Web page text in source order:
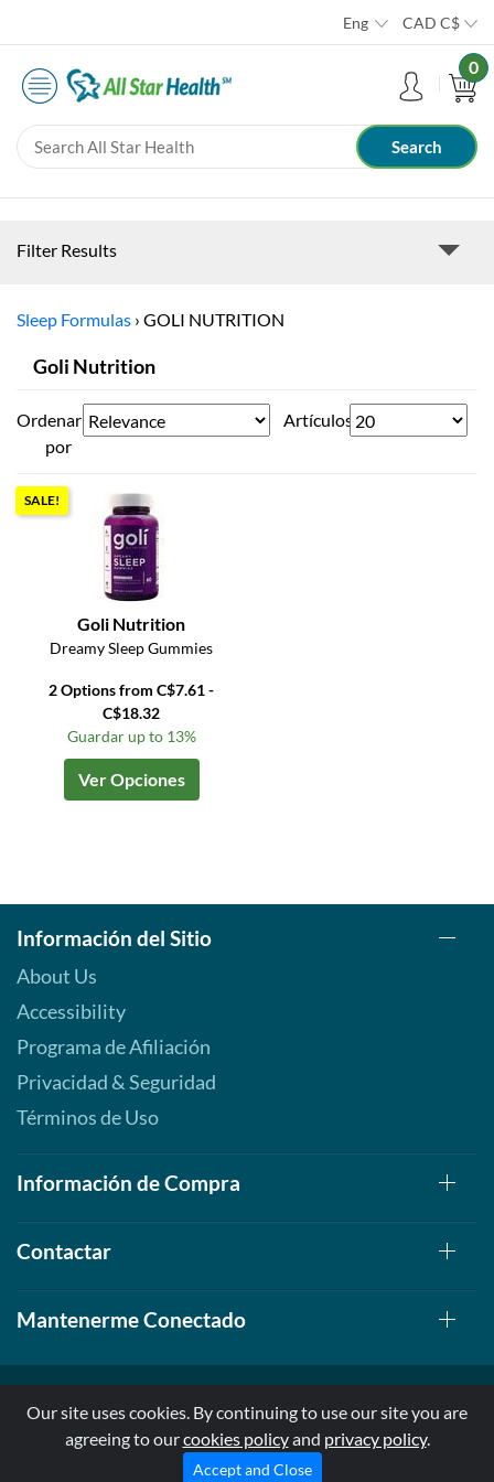
Eng CAD C$
0
Filter Results
Sleep Formulas › GOLI NUTRITION
Goli Nutrition
Ordenar
por
Artículos
SALE!
Goli Nutrition
Dreamy Sleep Gummies
2 Options from C$7.61 -
C$18.32
Guardar up to 13%
Ver Opciones
Información del Sitio
About Us
Accessibility
Programa de Afiliación
Privacidad & Seguridad
Términos de Uso
Información de Compra
Contactar
Mantenerme Conectado
© 1999-2026, AllStarHealth.com | All Rights Reserved
* Estas declaraciones no han sido evaluadas por la FDA
Our site uses cookies. By continuing to use our site you are
agreeing to ourcookies policyand privacy policy.
Accept and Close